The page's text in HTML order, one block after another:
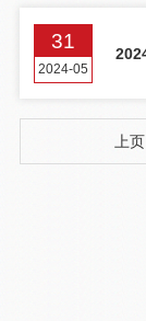
31
2024-05
上页